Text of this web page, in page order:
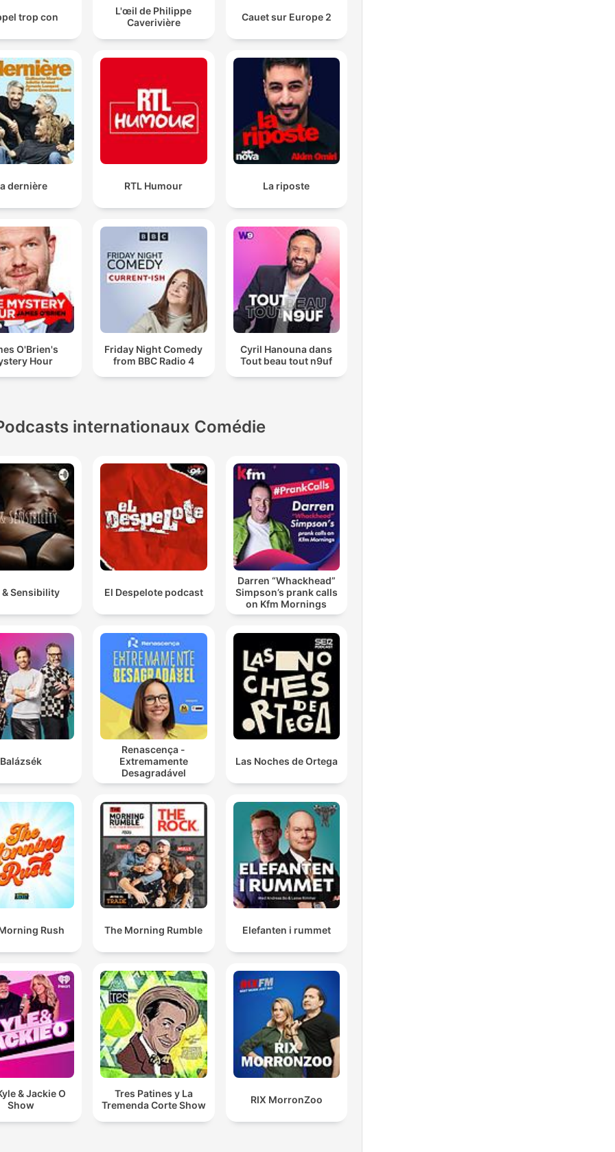
trop con
L'œil de Philippe
Caverivière
Cauet sur Europe 2
dernière RTL Humour La riposte
O'Brien's
Hour
Friday Night Comedy
from BBC Radio 4
Cyril Hanouna dans
Tout beau tout n9uf
internationaux Comédie
& Sensibility El Despelote podcast
Darren “Whackhead”
Simpson’s prank calls
on Kfm Mornings
Balázsék
Renascença -
Extremamente
Desagradável
Las Noches de Ortega
Rush The Morning Rumble Elefanten i rummet
& Jackie O
Show
Tres Patines y La
Tremenda Corte Show
RIX MorronZoo